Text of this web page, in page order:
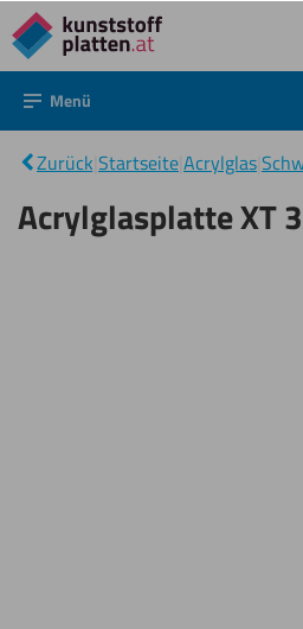
Direkt
zum
Inhalt
Menü
Zurück StartseiteAcrylglas
XT 3 mm
Schwarz
Acrylglasplatte XT